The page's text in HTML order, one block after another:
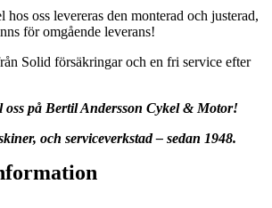
oss levereras den monterad och justerad,
för omgående leverans!
Solid försäkringar och en fri service efter
oss på Bertil Andersson Cykel & Motor!
och serviceverkstad – sedan 1948.